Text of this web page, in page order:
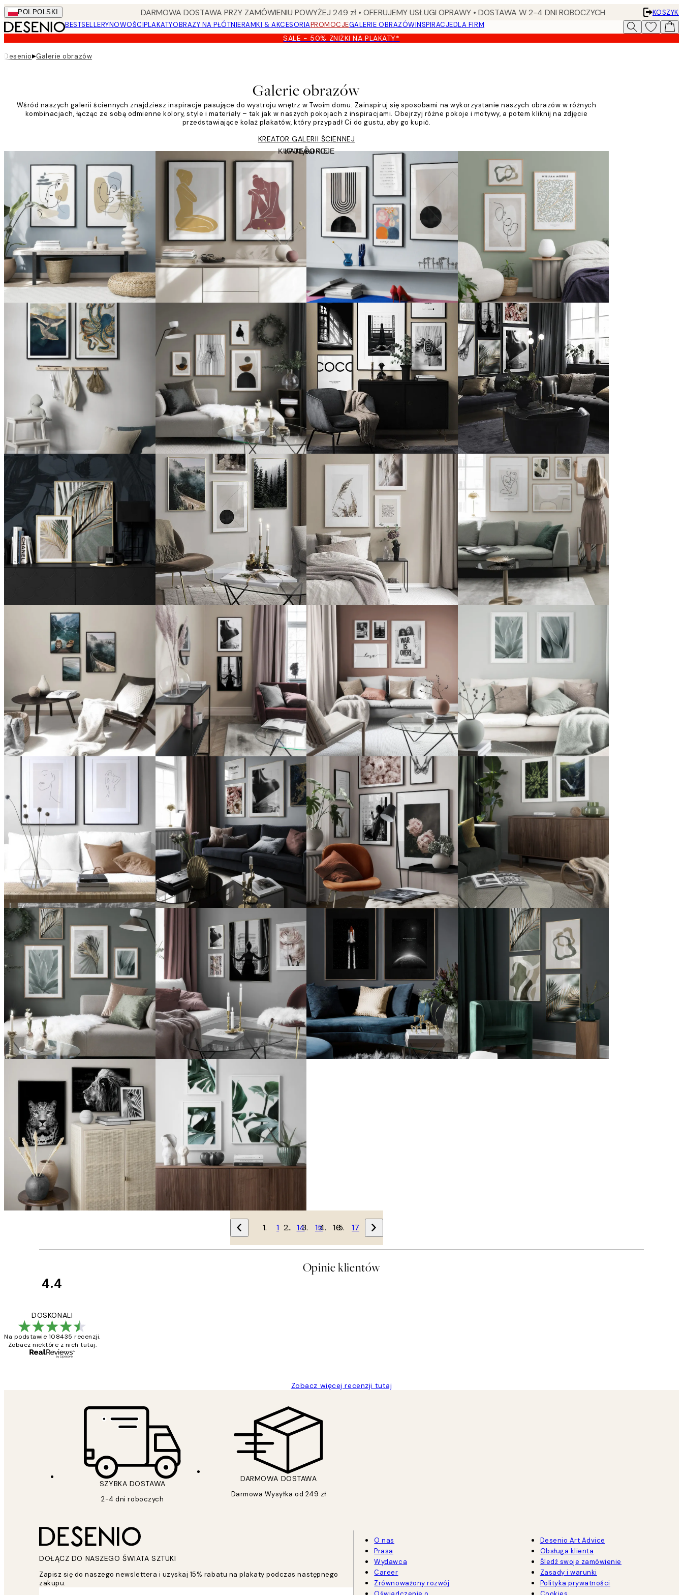
Skip
to
main
content.
POL POLSKI DARMOWA DOSTAWA PRZY ZAMÓWIENIU POWYŻEJ 249 zł • OFERUJEMY USŁUGI OPRAWY • DOSTAWA W 2-4 DNI ROBOCZYCH
KOSZYK
BESTSELLERYNOWOŚCIPLAKATYOBRAZY NA PŁÓTNIERAMKI & AKCESORIAPROMOCJEGALERIE OBRAZÓWINSPIRACJEDLA FIRM
SALE - 50% ZNIŻKI NA PLAKATY*
Desenio▸Galerie obrazów
Galerie obrazów
Wśród naszych galerii ściennych znajdziesz inspiracje pasujące do wystroju wnętrz w Twoim domu. Zainspiruj się sposobami na wykorzystanie naszych obrazów w różnych
kombinacjach, łącząc ze sobą odmienne kolory, style i materiały – tak jak w naszych pokojach z inspiracjami. Obejrzyj różne pokoje i motywy, a potem kliknij na zdjęcie
przedstawiające kolaż plakatów, który przypadł Ci do gustu, aby go kupić.
KREATOR GALERII ŚCIENNEJ
KATEGORIE
Tytuł
KUPUJ POKOJE
1 … 14 15 16 17
Opinie klientów
4.4
DOSKONALI
Na podstawie 108435 recenzji.
Zobacz niektóre z nich tutaj.
Zobacz więcej recenzji tutaj
SZYBKA DOSTAWA
2-4 dni roboczych
DARMOWA DOSTAWA
Darmowa Wysyłka od 249 zł
DOŁĄCZ DO NASZEGO ŚWIATA SZTUKI
Zapisz się do naszego newslettera i uzyskaj 15% rabatu na plakaty podczas następnego
zakupu.
O nas
Prasa
Wydawca
Career
Zrównoważony rozwój
Desenio Art Advice
Obsługa klienta
Śledź swoje zamówienie
Zasady i warunki
Polityka prywatności